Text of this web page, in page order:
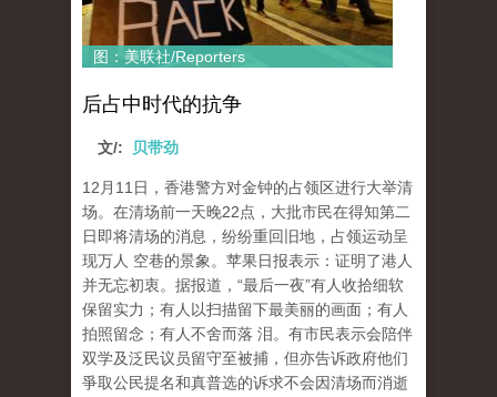
图：美联社/Reporters
后占中时代的抗争
文/: 贝带劲
12月11日，香港警方对金钟的占领区进行大举清
场。在清场前一天晚22点，大批市民在得知第二
日即将清场的消息，纷纷重回旧地，占领运动呈
现万人 空巷的景象。苹果日报表示：证明了港人
并无忘初衷。据报道，“最后一夜”有人收拾细软
保留实力；有人以扫描留下最美丽的画面；有人
拍照留念；有人不舍而落 泪。有市民表示会陪伴
双学及泛民议员留守至被捕，但亦告诉政府他们
爭取公民提名和真普选的诉求不会因清场而消逝